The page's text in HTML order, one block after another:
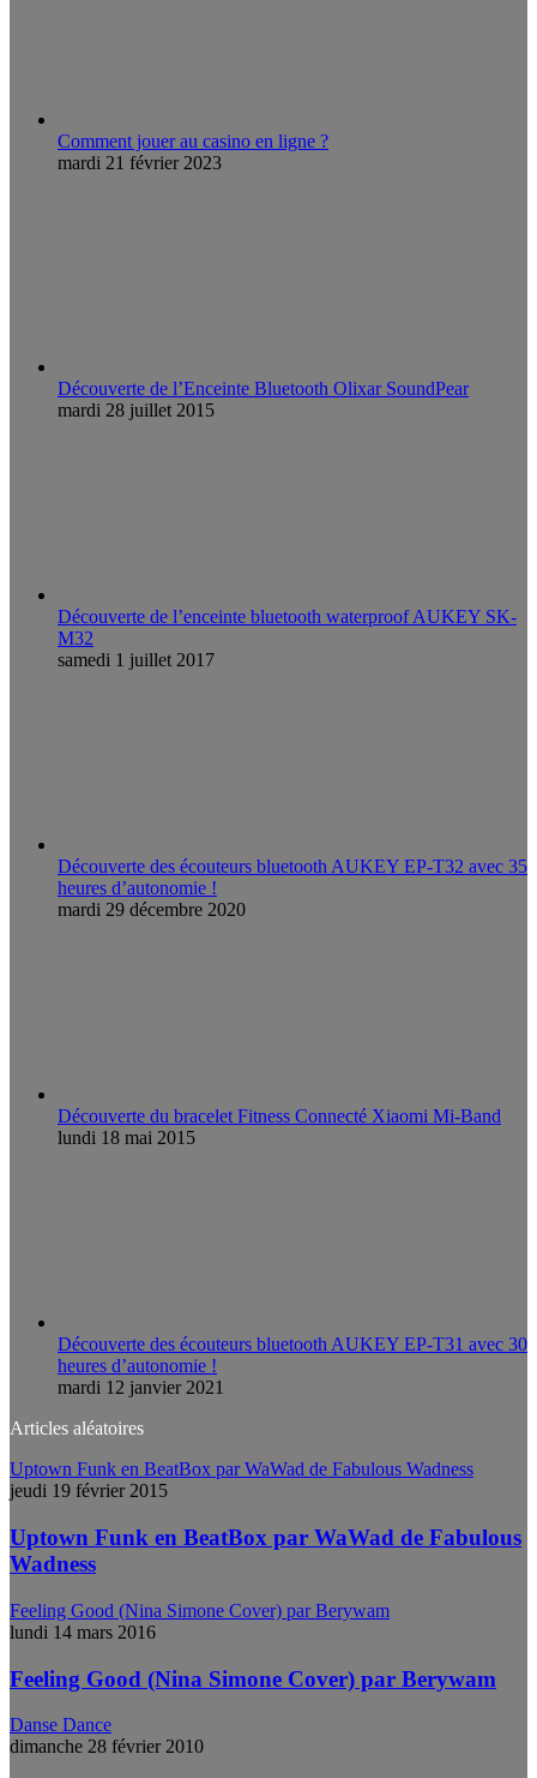
Comment jouer au casino en ligne ?
mardi 21 février 2023
Découverte de l’Enceinte Bluetooth Olixar SoundPear
mardi 28 juillet 2015
Découverte de l’enceinte bluetooth waterproof AUKEY SK-
M32
samedi 1 juillet 2017
Découverte des écouteurs bluetooth AUKEY EP-T32 avec 35
heures d’autonomie !
mardi 29 décembre 2020
Découverte du bracelet Fitness Connecté Xiaomi Mi-Band
lundi 18 mai 2015
Découverte des écouteurs bluetooth AUKEY EP-T31 avec 30
heures d’autonomie !
mardi 12 janvier 2021
Articles aléatoires
Uptown Funk en BeatBox par WaWad de Fabulous Wadness
jeudi 19 février 2015
Uptown Funk en BeatBox par WaWad de Fabulous
Wadness
Feeling Good (Nina Simone Cover) par Berywam
lundi 14 mars 2016
Feeling Good (Nina Simone Cover) par Berywam
Danse Dance
dimanche 28 février 2010